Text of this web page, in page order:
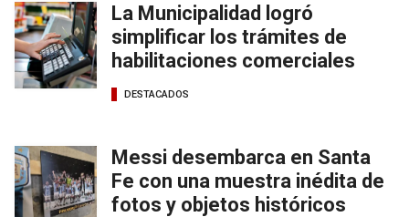
La Municipalidad logró
simplificar los trámites de
habilitaciones comerciales
DESTACADOS
Messi desembarca en Santa
Fe con una muestra inédita de
fotos y objetos históricos